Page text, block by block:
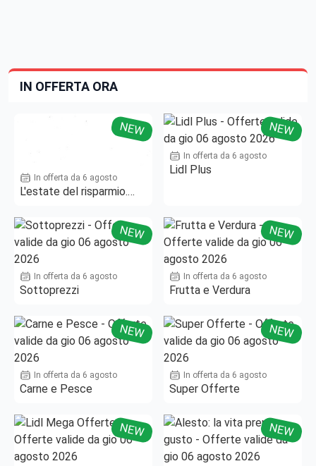
IN OFFERTA ORA
NEW
In offerta da 6 agosto
L'estate del risparmio.
NEW
In offerta da 6 agosto
Lidl Plus
NEW
In offerta da 6 agosto
Sottoprezzi
NEW
In offerta da 6 agosto
Frutta e Verdura
NEW
In offerta da 6 agosto
Carne e Pesce
NEW
In offerta da 6 agosto
Super Offerte
NEW NEW